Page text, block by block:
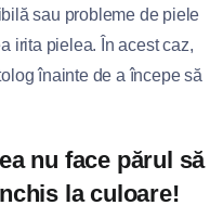
sau probleme de piele
irita pielea. În acest caz,
înainte de a începe să
nu face părul să
la culoare!